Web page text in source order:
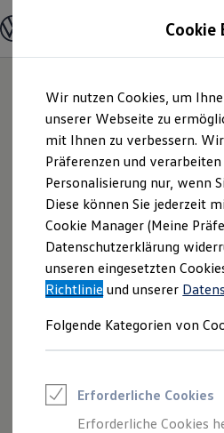
Hauptinhalt
springen
Footer
springen
Modelle und Konfigurator
Modelle vergleichen
Elektroautos
ENERGY Sondermodelle
Nutzfahrzeuge
SUV und CUV
Familienautos
Kombis
Kompaktwagen
Sportwagen
Schnell verfügbare Fahrzeuge
Angebote und Produkte
Aktuelle Angebote
E-Auto-Förderung
Volkswagen Marktplatz
Junge Gebrauchtwagen
Saisonangebote
Leasing
Cookie
Wir nutzen Cookies, um
unserer Webseite zu
mit Ihnen zu verbessern.
Präferenzen und
Personalisierung nur, wenn
Diese können Sie jederzeit
Cookie Manager (Meine
Datenschutzerklärung
unseren eingesetzten
Richtlinie und unserer
Folgende Kategorien von
Erforderliche Cookies
Erforderliche Cookies